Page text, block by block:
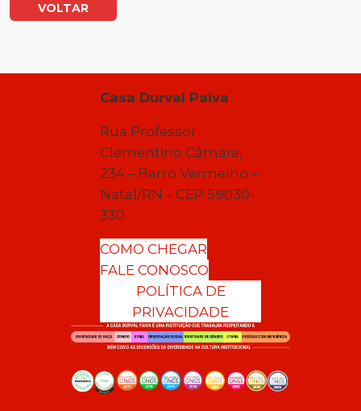
VOLTAR
Casa Durval Paiva
Rua Professor
Clementino Câmara,
234 – Barro Vermelho –
Natal/RN – CEP 59030-
330
COMO CHEGAR
FALE CONOSCO
POLÍTICA DE
PRIVACIDADE